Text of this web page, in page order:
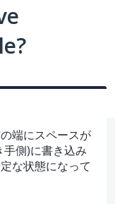
端にスペースが
側)に書き込み
な状態になって